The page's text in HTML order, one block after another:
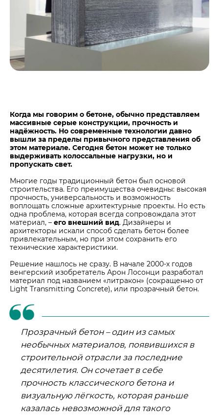
Когда мы говорим о бетоне, обычно представляем
массивные серые конструкции, прочность и
надёжность. Но современные технологии давно
вышли за пределы привычного представления об
этом материале. Сегодня бетон может не только
выдерживать колоссальные нагрузки, но и
пропускать свет.
Многие годы традиционный бетон был основой
строительства. Его преимущества очевидны: высокая
прочность, универсальность и возможность
воплощать сложные архитектурные проекты. Но есть
одна проблема, которая всегда сопровождала этот
материал, – его внешний вид. Дизайнеры и
архитекторы искали способ сделать бетон более
привлекательным, но при этом сохранить его
технические характеристики.
Решение нашлось не сразу. В начале 2000-х годов
венгерский изобретатель Арон Лосонци разработал
материал под названием «литракон» (сокращенно от
Light Transmitting Concrete), или прозрачный бетон.
Прозрачный бетон – один из самых
необычных материалов, появившихся в
строительной отрасли за последние
десятилетия. Он сочетает в себе
прочность классического бетона и
визуальную лёгкость, которая раньше
казалась невозможной для такого
Центры дистрибуции
Реализация ТМЦ и непрофильных активов
Политика в области закупок
В помощь поставщику
Не только цемент
Люди ЦЕМРОСа
Технологии и тренды
Аналитика цементной отрасли
Контакты
Контакты
Контакты для СМИ
Служба доверия